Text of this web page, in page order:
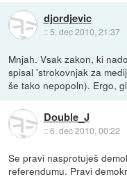
djordjevic
:: 5. dec 2010, 21:37
Mnjah. Vsak zakon, ki
spisal 'strokovnjak za
še tako nepopoln). Ergo,
Double_J
::6. dec 2010, 00:22
Se pravi nasprotuješ
referendumu. Pravi